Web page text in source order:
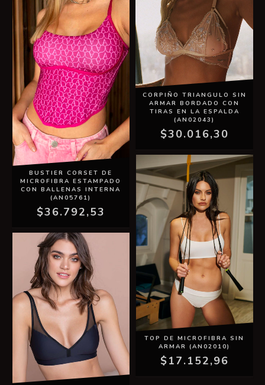
BUSTIER CORSET DE
MICROFIBRA ESTAMPADO
CON BALLENAS INTERNA
(AN05761)
$36.792,53
CORPIÑO TRIANGULO SIN
ARMAR BORDADO CON
TIRAS EN LA ESPALDA
(AN02043)
$30.016,30
TOP DE MICROFIBRA SIN
ARMAR (AN02010)
$17.152,96